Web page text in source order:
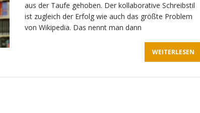
aus der Taufe gehoben. Der kollaborative Schreibstil
ist zugleich der Erfolg wie auch das größte Problem
von Wikipedia. Das nennt man dann
WEITERLESEN